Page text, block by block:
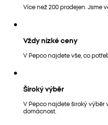
Více než 200 prodejen. Jsme
Vždy nízké ceny
V Pepco najdete vše, co
Široký výběr
V Pepco najdete široký výběr
domácnost.